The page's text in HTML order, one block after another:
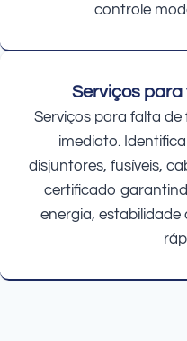
controle
Serviços para
Serviços para falta
imediato.
disjuntores, fusíveis,
certificado
energia,